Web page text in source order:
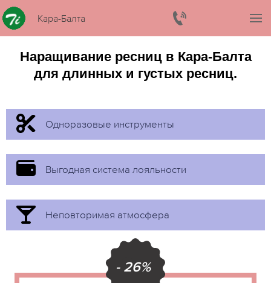
Кара-Балта
Наращивание ресниц в Кара-Балта
для длинных и густых ресниц.
Одноразовые инструменты
Выгодная система лояльности
Неповторимая атмосфера
- 26%